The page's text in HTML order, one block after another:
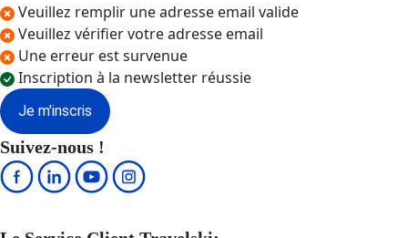
Veuillez remplir une adresse email valide
Veuillez vérifier votre adresse email
Une erreur est survenue
Inscription à la newsletter réussie
Je m'inscris
Suivez-nous !